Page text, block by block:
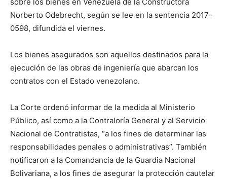
sobre los bienes en Venezuela de la Constructora
Norberto Odebrecht, según se lee en la sentencia 2017-
0598, difundida el viernes.
Los bienes asegurados son aquellos destinados para la
ejecución de las obras de ingeniería que abarcan los
contratos con el Estado venezolano.
La Corte ordenó informar de la medida al Ministerio
Público, así como a la Contraloría General y al Servicio
Nacional de Contratistas, “a los fines de determinar las
responsabilidades penales o administrativas”. También
notificaron a la Comandancia de la Guardia Nacional
Bolivariana, a los fines de asegurar la protección cautelar